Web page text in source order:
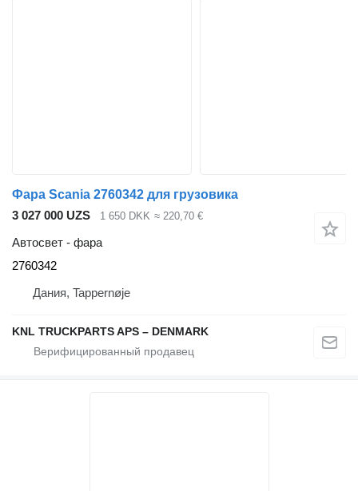
Фара Scania 2760342 для грузовика
3 027 000 UZS
1 650 DKK ≈ 220,70 €
Автосвет - фара
2760342
Дания, Tappernøje
KNL TRUCKPARTS APS – DENMARK